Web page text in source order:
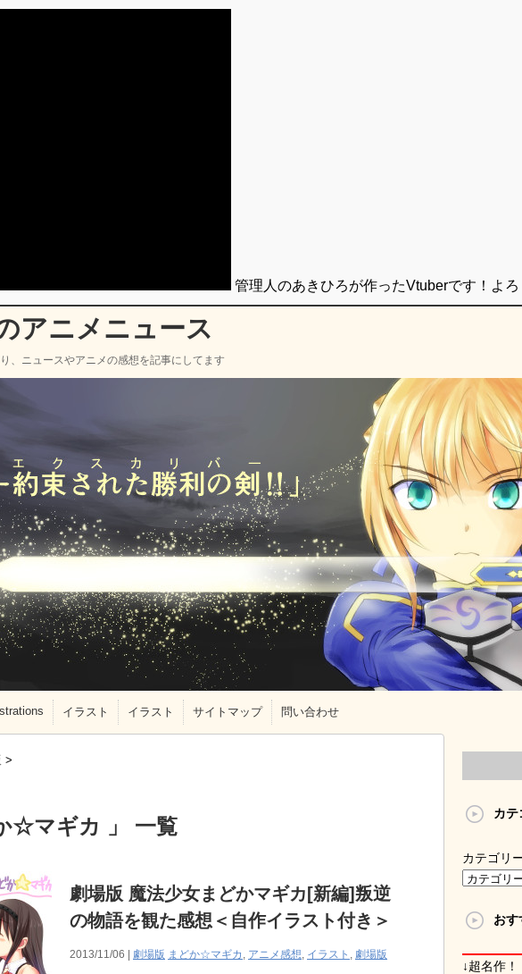
アニメニュース
、ニュースやアニメの感想を記事にしてます
イラスト イラスト サイトマップ 問い合わせ
>
☆マギカ 」 一覧
劇場版 魔法少女まどかマギカ[新編]叛逆
の物語を観た感想＜自作イラスト付き＞
2013/11/06 | 劇場版 まどか☆マギカ , アニメ感想, イラスト , 劇場版
カテ
カテゴリ
お
↓超名作！
管理人のあきひろが作ったVtuberです！よ